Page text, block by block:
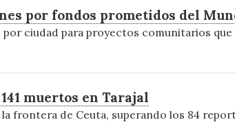
por fondos prometidos del
ciudad para proyectos comunitarios
muertos en Tarajal
frontera de Ceuta, superando los 84